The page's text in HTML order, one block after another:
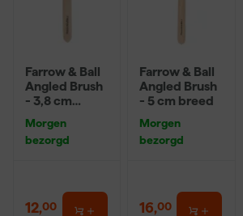
Farrow & Ball
Angled Brush
- 3,8 cm
Morgen
bezorgd
12,00
Farrow & Ball
Angled Brush
- 5 cm breed
Morgen
bezorgd
16,00